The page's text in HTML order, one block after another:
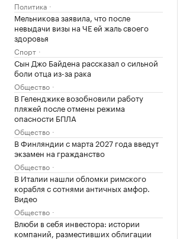
Политика
Мельникова заявила, что после
невыдачи визы на ЧЕ ей жаль своего
здоровья
Спорт
Сын Джо Байдена рассказал о сильной
боли отца из-за рака
Общество
В Геленджике возобновили работу
пляжей после отмены режима
опасности БПЛА
Общество
В Финляндии с марта 2027 года введут
экзамен на гражданство
Общество
В Италии нашли обломки римского
корабля с сотнями античных амфор.
Видео
Общество
Влюби в себя инвестора: истории
компаний, разместивших облигации